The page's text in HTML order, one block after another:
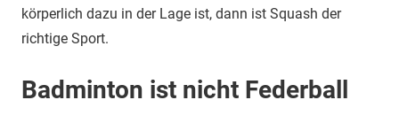
körperlich dazu in der Lage ist, dann ist Squash der
richtige Sport.
Badminton ist nicht Federball